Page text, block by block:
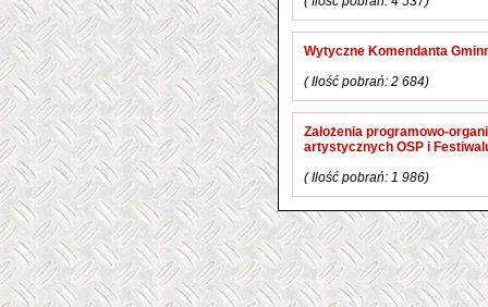
Wytyczne Komendanta
( Ilość pobrań: 2 684)
Założenia programowo-
artystycznych OSP i
( Ilość pobrań: 1 986)